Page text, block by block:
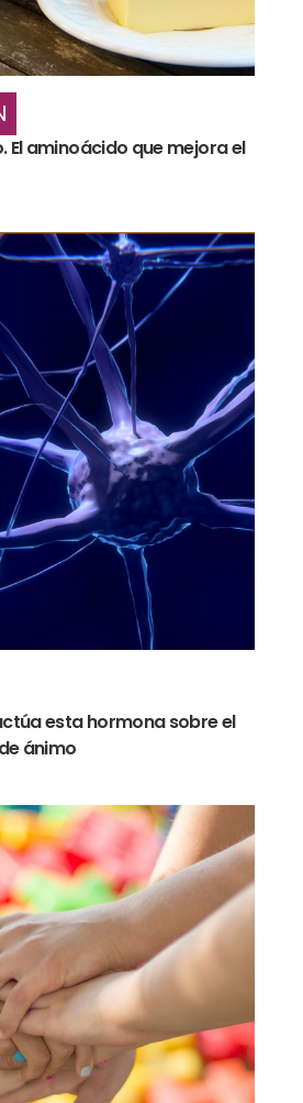
El aminoácido que mejora el
esta hormona sobre el
ánimo